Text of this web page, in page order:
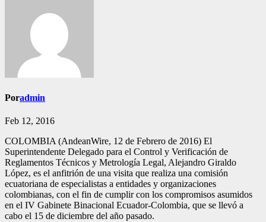
Poradmin
Feb 12, 2016
COLOMBIA (AndeanWire, 12 de Febrero de 2016) El
Superintendente Delegado para el Control y Verificación de
Reglamentos Técnicos y Metrología Legal, Alejandro Giraldo
López, es el anfitrión de una visita que realiza una comisión
ecuatoriana de especialistas a entidades y organizaciones
colombianas, con el fin de cumplir con los compromisos asumidos
en el IV Gabinete Binacional Ecuador-Colombia, que se llevó a
cabo el 15 de diciembre del año pasado.